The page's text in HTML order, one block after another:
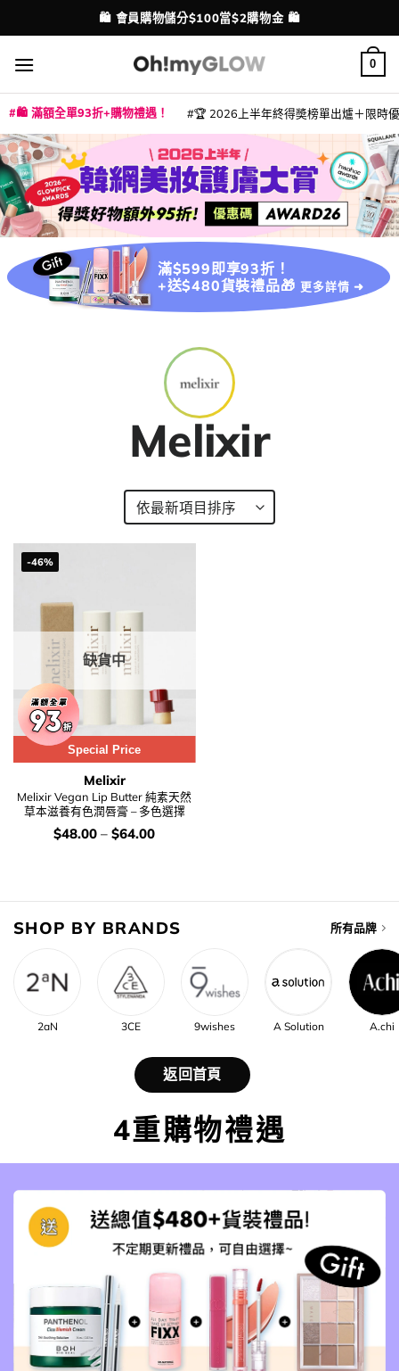
to
content
配送港澳
🛍️ 會員購物儲分$100當$2購物金 🛍️
0
🛍️ 滿額全單93折+購物禮遇！ 🏆 2026上半年終得奬榜單出爐＋限時
滿$599即享93折！
+送$480貨裝禮品🎁 更多詳情 ➜
Melixir
-46%
Special Price
缺貨中
Melixir
Melixir Vegan Lip Butter 純素天然
草本滋養有色潤唇膏 – 多色選擇
價
$48.00 – $64.00
SHOP BY BRANDS 所有品牌
2aN 3CE 9wishes A Solution A.chi
返回首頁
4重購物禮遇